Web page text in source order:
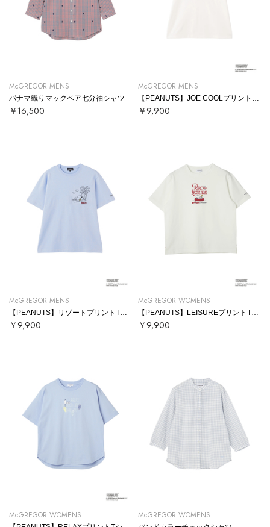
McGREGOR MENS
パナマ織りマックベア七分袖シャツ
￥16,500
McGREGOR MENS
￥9,900
McGREGOR MENS
￥9,900
McGREGOR WOMENS
￥9,900
McGREGOR WOMENS McGREGOR WOMENS